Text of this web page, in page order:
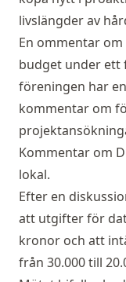
livslängder av
En ommentar
budget under ett
föreningen har
kommentar om
Kommentar om
lokal.
Efter en
att utgifter för
kronor och att
från 30.000 till